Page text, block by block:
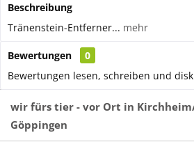
Beschreibung
Tränenstein-Entferner... mehr
Bewertungen
0
Bewertungen lesen, schreiben und
wir fürs tier - vor Ort in
Göppingen